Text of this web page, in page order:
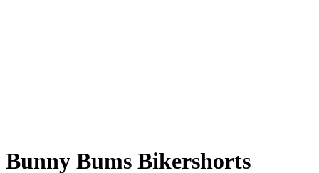
Bunny Bums Bikershorts